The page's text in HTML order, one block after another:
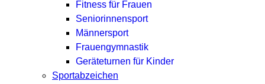
Fitness für Frauen
Seniorinnensport
Männersport
Frauengymnastik
Geräteturnen für Kinder
Sportabzeichen